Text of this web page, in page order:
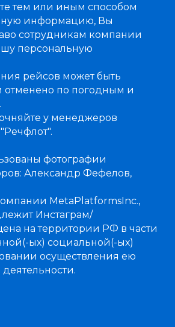
тем или иным способом
информацию, Вы
сотрудникам компании
персональную
рейсов может быть
отменено по погодным и
у менеджеров
фотографии
Александр Фефелов,
MetaPlatformsInc.,
Инстаграм/
на территории РФ в части
ых) социальной(-ых)
осуществления ею